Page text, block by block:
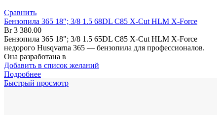
Сравнить
Бензопила 365 18″; 3/8 1.5 68DL C85 X-Cut HLM X-Force
Br3 380.00
Бензопила 365 18"; 3/8 1.5 65DL C85 X-Cut HLM X-Force
недорого Husqvarna 365 — бензопила для профессионалов.
Она разработана в
Добавить в список желаний
Подробнее
Быстрый просмотр